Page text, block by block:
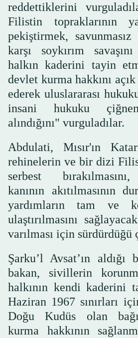
reddettiklerini
Filistin topraklarının
pekiştirmek,
karşı soykırım
halkın kaderini tayin
devlet kurma hakkını
ederek uluslararası
insani hukuku
alındığını" vurguladılar.
Abdulati, Mısır'ın
rehinelerin ve bir dizi
serbest
kanının akıtılmasının
yardımların tam ve
ulaştırılmasını
varılması için sürdürdüğü
Şarku’l Avsat’ın
bakan, sivillerin
halkının kendi kaderini
Haziran 1967 sınırları
Doğu Kudüs olan
kurma hakkının